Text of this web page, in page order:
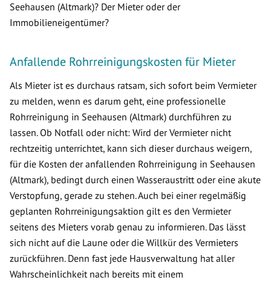
Seehausen (Altmark)? Der Mieter oder der
Immobilieneigentümer?
Anfallende Rohrreinigungskosten für Mieter
Als Mieter ist es durchaus ratsam, sich sofort beim Vermieter
zu melden, wenn es darum geht, eine professionelle
Rohrreinigung in Seehausen (Altmark) durchführen zu
lassen. Ob Notfall oder nicht: Wird der Vermieter nicht
rechtzeitig unterrichtet, kann sich dieser durchaus weigern,
für die Kosten der anfallenden Rohrreinigung in Seehausen
(Altmark), bedingt durch einen Wasseraustritt oder eine akute
Verstopfung, gerade zu stehen. Auch bei einer regelmäßig
geplanten Rohrreinigungsaktion gilt es den Vermieter
seitens des Mieters vorab genau zu informieren. Das lässt
sich nicht auf die Laune oder die Willkür des Vermieters
zurückführen. Denn fast jede Hausverwaltung hat aller
Wahrscheinlichkeit nach bereits mit einem